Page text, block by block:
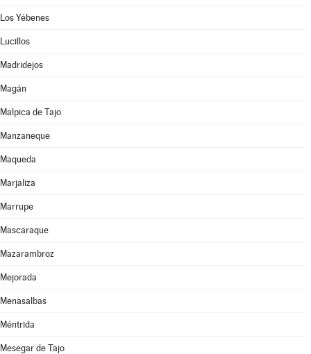
Los Yébenes
Lucillos
Madridejos
Magán
Malpica de Tajo
Manzaneque
Maqueda
Marjaliza
Marrupe
Mascaraque
Mazarambroz
Mejorada
Menasalbas
Méntrida
Mesegar de Tajo